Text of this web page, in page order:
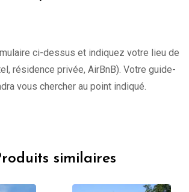
ci-dessus et indiquez votre lieu de
résidence privée, AirBnB). Votre guide-
vous chercher au point indiqué.
similaires